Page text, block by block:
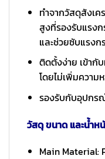
ทำจากวัสดุสังเ
สูงที่รองรับแรง
และช่วยซับแรงก
ติดตั้งง่าย เข้ากั
โดยไม่เพิ่มความ
รองรับกับอุปกร
วัสดุ ขนาด และน้ำห
Main Material: